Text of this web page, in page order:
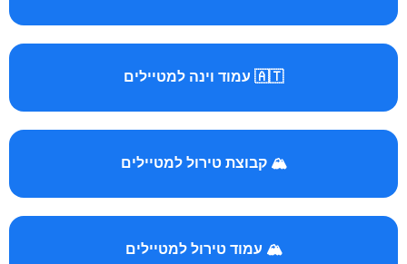
🇦🇹 עמוד וינה למטיילים
🏔️ קבוצת טירול למטיילים
🏔️ עמוד טירול למטיילים